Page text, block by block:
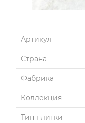
Артикул
Страна
Фабрика
Коллекция
Тип плитки